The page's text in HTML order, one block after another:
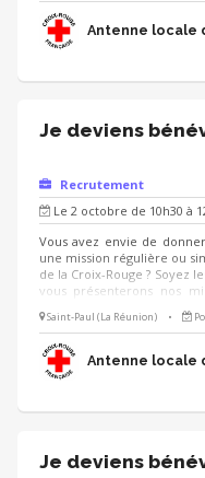
Antenne locale
Je deviens
Recrutement
Le 2 octobre de 10h30 à
Vous avez envie de
une mission régulière ou
de la Croix-Rouge ? Soyez
vous présenterons nos
Saint-Paul (La Réunion) •
Antenne locale
Je deviens